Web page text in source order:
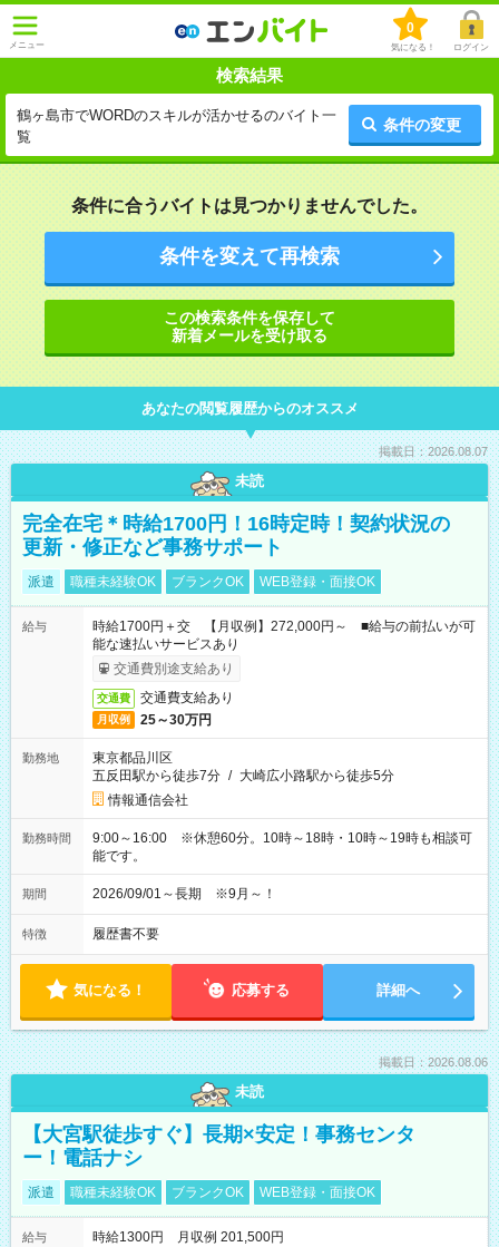
メニュー
0
気になる！ ログイン
検索結果
鶴ヶ島市でWORDのスキルが活かせるのバイト一
覧
条件の変更
条件に合うバイトは見つかりませんでした。
条件を変えて再検索
この検索条件を保存して
新着メールを受け取る
あなたの閲覧履歴からのオススメ
掲載日：2026.08.07
未読
完全在宅＊時給1700円！16時定時！契約状況の
更新・修正など事務サポート
派遣 職種未経験OK ブランクOK WEB登録・面接OK
給与
時給1700円＋交 【月収例】272,000円～ ■給与の前払いが可
能な速払いサービスあり
交通費別途支給あり
交通費 交通費支給あり
月収例 25～30万円
勤務地
東京都品川区
五反田駅から徒歩7分 / 大崎広小路駅から徒歩5分
情報通信会社
勤務時間
9:00～16:00 ※休憩60分。10時～18時・10時～19時も相談可
能です。
期間 2026/09/01～長期 ※9月～！
特徴 履歴書不要
気になる！ 応募する 詳細へ
掲載日：2026.08.06
未読
【大宮駅徒歩すぐ】長期×安定！事務センタ
ー！電話ナシ
派遣 職種未経験OK ブランクOK WEB登録・面接OK
給与
時給1300円 月収例 201,500円